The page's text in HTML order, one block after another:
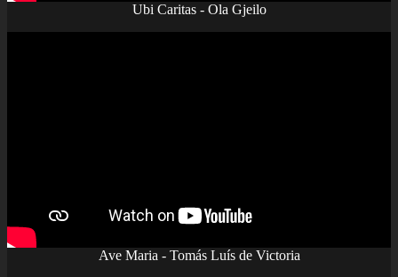
Ubi Caritas - Ola Gjeilo
Ave Maria - Tomás Luís de Victoria